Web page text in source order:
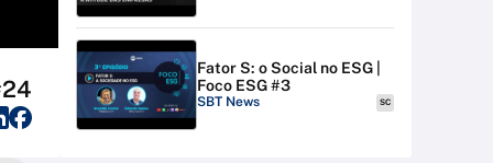
Fator S: o Social no ESG |
Foco ESG #3
SBT News SC